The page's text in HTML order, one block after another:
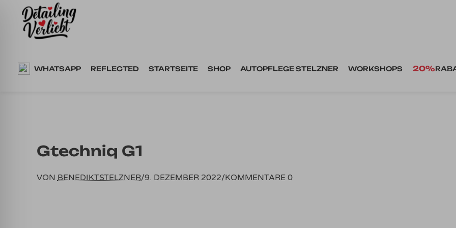
Springe
WHATSAPP REFLECTED STARTSEITE SHOP AUTOPFLEGE STELZNER WORKSHOPS 20%
Gtechniq G1
VON BENEDIKTSTELZNER/9. DEZEMBER 2022/KOMMENTARE 0